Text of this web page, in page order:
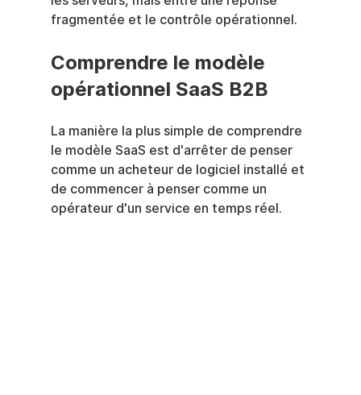
fragmentée et le contrôle opérationnel.
Comprendre le modèle
opérationnel SaaS B2B
La manière la plus simple de comprendre
le modèle SaaS est d'arrêter de penser
comme un acheteur de logiciel installé et
de commencer à penser comme un
opérateur d'un service en temps réel.